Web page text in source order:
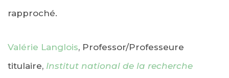
rapproché.
Valérie Langlois, Professor/Professeure
titulaire, Institut national de la recherche